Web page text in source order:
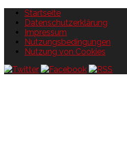
Startseite
Datenschutzerklärung
Impressum
Nutzungsbedingungen
Nutzung von Cookies